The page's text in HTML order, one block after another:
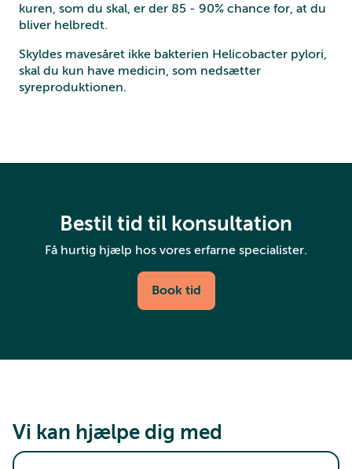
kuren, som du skal, er der 85 - 90% chance for, at du
bliver helbredt.
Skyldes mavesåret ikke bakterien Helicobacter pylori,
skal du kun have medicin, som nedsætter
syreproduktionen.
Bestil tid til konsultation
Få hurtig hjælp hos vores erfarne specialister.
Book tid
Vi kan hjælpe dig med